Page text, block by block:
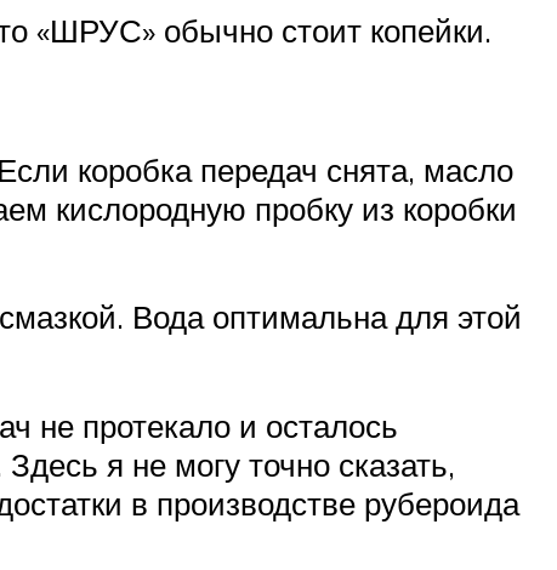
«ШРУС» обычно стоит копейки.
коробка передач снята, масло
кислородную пробку из коробки
Вода оптимальна для этой
не протекало и осталось
я не могу точно сказать,
в производстве рубероида